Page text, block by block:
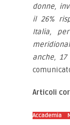
donne,
il 26%
Italia,
anche,
Articoli